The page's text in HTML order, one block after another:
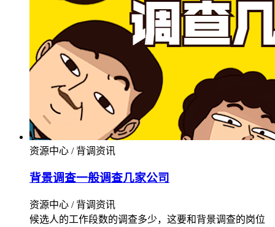
资源中心 / 背调资讯
背景调查一般调查几家公司
资源中心 / 背调资讯
候选人的工作段数的调查多少，这要和背景调查的岗位